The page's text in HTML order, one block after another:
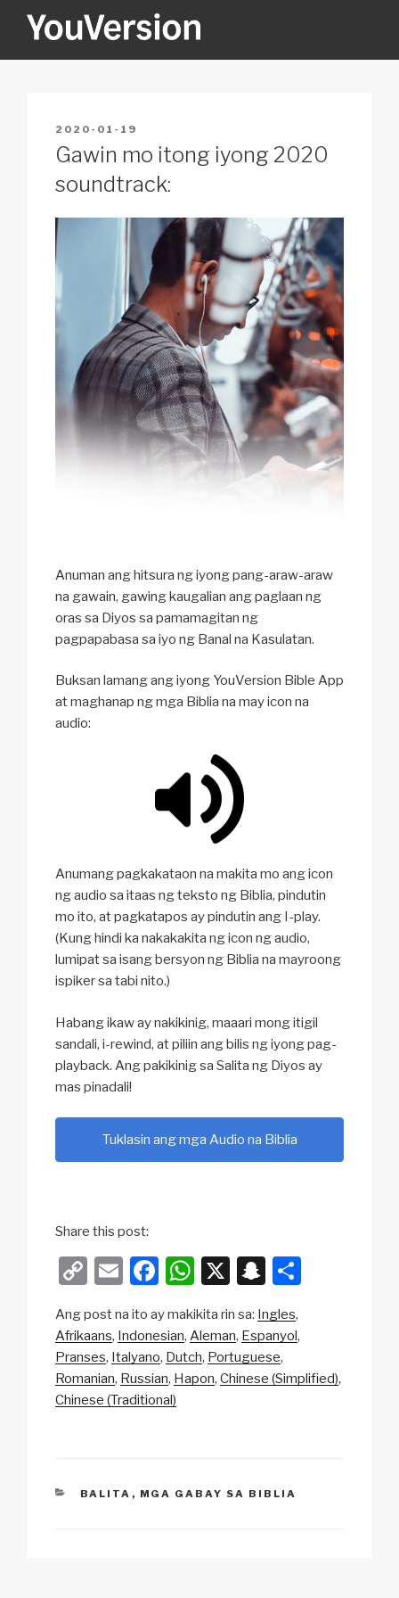
YOUVERSION
POSTED
ON
2020-01-19
Gawin mo itong iyong 2020
soundtrack:
Anuman ang hitsura ng iyong pang-araw-araw
na gawain, gawing kaugalian ang paglaan ng
oras sa Diyos sa pamamagitan ng
pagpapabasa sa iyo ng Banal na Kasulatan.
Buksan lamang ang iyong YouVersion Bible App
at maghanap ng mga Biblia na may icon na
audio:
Anumang pagkakataon na makita mo ang icon
ng audio sa itaas ng teksto ng Biblia, pindutin
mo ito, at pagkatapos ay pindutin ang I-play.
(Kung hindi ka nakakakita ng icon ng audio,
lumipat sa isang bersyon ng Biblia na mayroong
ispiker sa tabi nito.)
Habang ikaw ay nakikinig, maaari mong itigil
sandali, i-rewind, at piliin ang bilis ng iyong pag-
playback. Ang pakikinig sa Salita ng Diyos ay
mas pinadali!
Tuklasin ang mga Audio na Biblia
Share this post:
C
p
y
Li
n
E
ail
F
c
e
b
o
W
at
s
A
X
S
a
p
c
Ang post na ito ay makikita rin sa: Ingles
Afrikaans
Indonesian Aleman Espanyol
Pranses
Italyano Dutch Portuguese
Romanian Russian Hapon Chinese (Simplified)
Chinese (Traditional)
CATEGORIES
BALITA , MGA GABAY SA BIBLIA